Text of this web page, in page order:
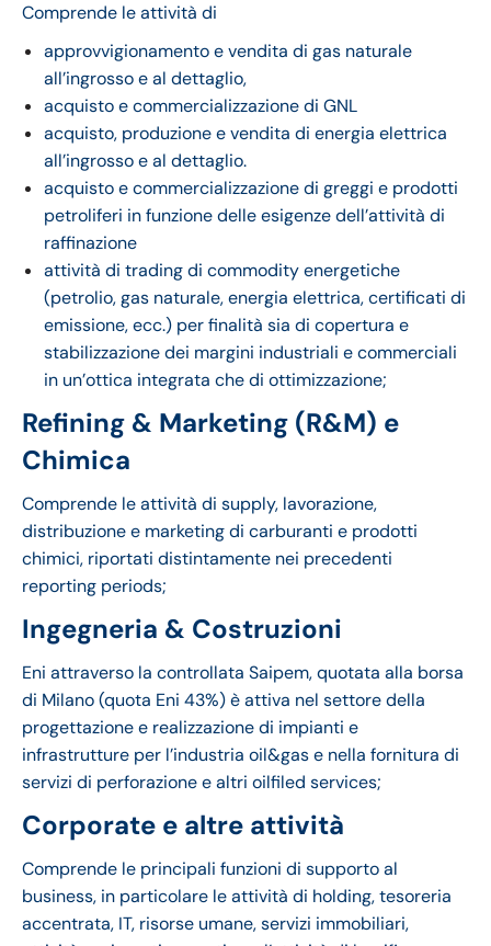
Comprende le attività di
approvvigionamento e vendita di gas naturale
all’ingrosso e al dettaglio,
acquisto e commercializzazione di GNL
acquisto, produzione e vendita di energia elettrica
all’ingrosso e al dettaglio.
acquisto e commercializzazione di greggi e prodotti
petroliferi in funzione delle esigenze dell’attività di
raffinazione
attività di trading di commodity energetiche
(petrolio, gas naturale, energia elettrica, certificati di
emissione, ecc.) per finalità sia di copertura e
stabilizzazione dei margini industriali e commerciali
in un’ottica integrata che di ottimizzazione;
Refining & Marketing (R&M) e
Chimica
Comprende le attività di supply, lavorazione,
distribuzione e marketing di carburanti e prodotti
chimici, riportati distintamente nei precedenti
reporting periods;
Ingegneria & Costruzioni
Eni attraverso la controllata Saipem, quotata alla borsa
di Milano (quota Eni 43%) è attiva nel settore della
progettazione e realizzazione di impianti e
infrastrutture per l’industria oil&gas e nella fornitura di
servizi di perforazione e altri oilfiled services;
Corporate e altre attività
Comprende le principali funzioni di supporto al
business, in particolare le attività di holding, tesoreria
accentrata, IT, risorse umane, servizi immobiliari,